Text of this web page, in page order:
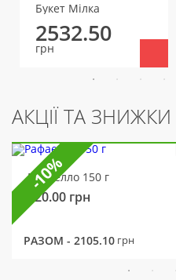
Букет Мілка
2532.50
грн
АКЦІЇ ТА ЗНИЖКИ
Рафаелло 150 г
320.00 грн
РАЗОМ - 2105.10 грн
-10%